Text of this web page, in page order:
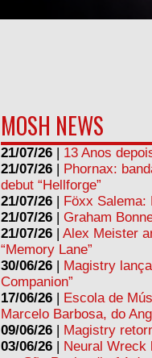
MOSH NEWS
21/07/26
13 Anos
21/07/26
Phornax:
debut “Hellforge”
21/07/26
Föxx Salema:
21/07/26
Graham
21/07/26
Alex Meister
“Memory Lane”
30/06/26
Magistry
Companion”
17/06/26
Escola de
Marcelo Barbosa, do
09/06/26
Magistry
03/06/26
Neural Wreck